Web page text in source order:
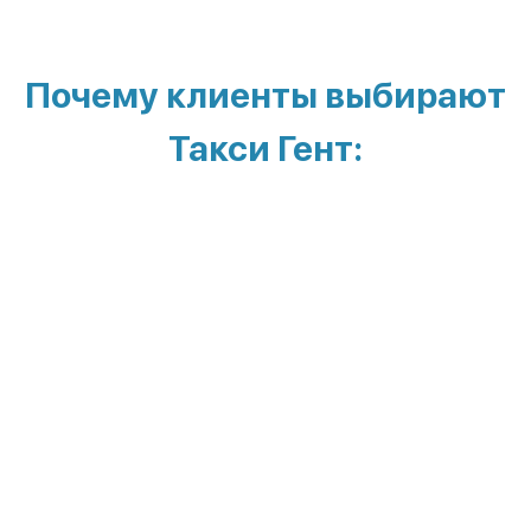
Почему клиенты выбирают
Такси Гент: